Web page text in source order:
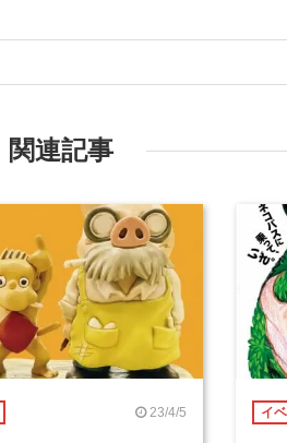
関連記事
23/4/5 イ